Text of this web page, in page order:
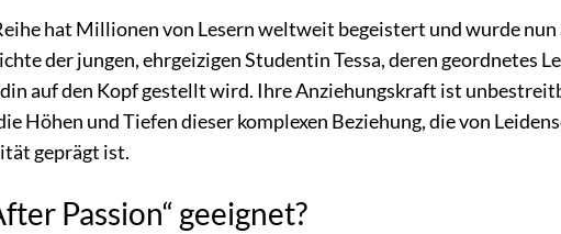
hat Millionen von Lesern weltweit begeistert und wurde
der jungen, ehrgeizigen Studentin Tessa, deren geordnetes
auf den Kopf gestellt wird. Ihre Anziehungskraft ist
Höhen und Tiefen dieser komplexen Beziehung, die von
geprägt ist.
Passion“ geeignet?